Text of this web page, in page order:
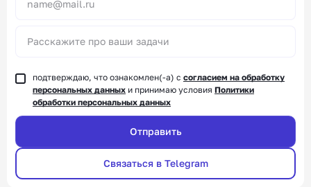
подтверждаю, что ознакомлен(-а) с согласием на обработку
персональных данных и принимаю условия Политики
обработки персональных данных
Связаться в Telegram